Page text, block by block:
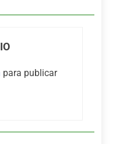
para publicar